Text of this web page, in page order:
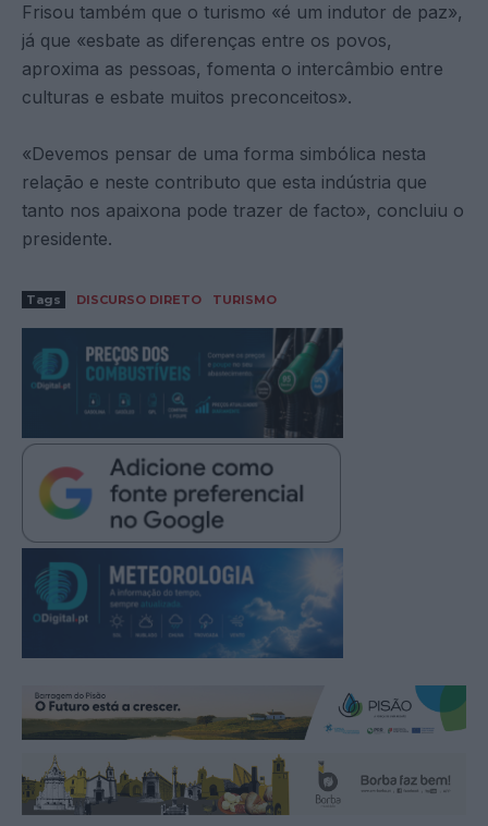
Frisou também que o turismo «é um indutor de paz»,
já que «esbate as diferenças entre os povos,
aproxima as pessoas, fomenta o intercâmbio entre
culturas e esbate muitos preconceitos».
«Devemos pensar de uma forma simbólica nesta
relação e neste contributo que esta indústria que
tanto nos apaixona pode trazer de facto», concluiu o
presidente.
Tags DISCURSO DIRETO TURISMO